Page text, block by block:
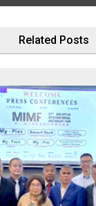
Related Posts